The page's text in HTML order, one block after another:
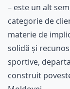
– este un alt
categorie de
materie de
solidă și
sportive,
construit